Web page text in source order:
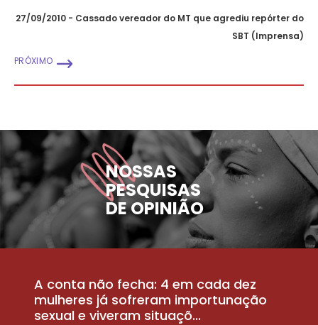
27/09/2010 - Cassado vereador do MT que agrediu repórter do
SBT (Imprensa)
PRÓXIMO
NOSSAS
PESQUISAS
DE OPINIÃO
A conta não fecha: 4 em cada dez
mulheres já sofreram importunação
sexual e viveram situaçõ...